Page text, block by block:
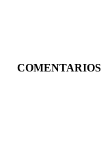
COMENTARIOS